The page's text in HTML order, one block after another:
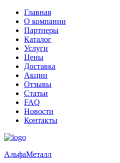
Главная
О компании
Партнеры
Каталог
Услуги
Цены
Доставка
Акции
Отзывы
Статьи
FAQ
Новости
Контакты
АльфаМеталл